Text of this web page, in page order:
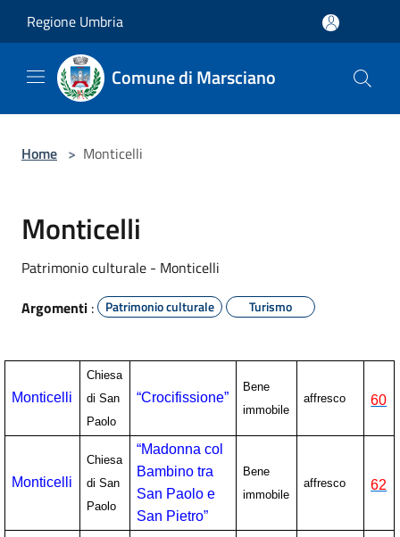
Regione Umbria
Comune di Marsciano
Home > Monticelli
Monticelli
Patrimonio culturale - Monticelli
Argomenti : Patrimonio culturale Turismo
Monticelli
Chiesa
di San
Paolo
“Crocifissione”
Bene
immobile
affresco 60
Monticelli
Chiesa
di San
Paolo
“Madonna col
Bambino tra
San Paolo e
San Pietro”
Bene
immobile
affresco 62